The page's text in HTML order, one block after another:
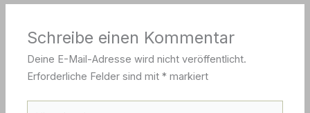
Schreibe einen Kommentar
Deine E-Mail-Adresse wird nicht veröffentlicht.
Erforderliche Felder sind mit* markiert